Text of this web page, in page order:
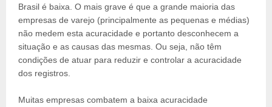
Brasil é baixa. O mais grave é que a grande maioria das
empresas de varejo (principalmente as pequenas e médias)
não medem esta acuracidade e portanto desconhecem a
situação e as causas das mesmas. Ou seja, não têm
condições de atuar para reduzir e controlar a acuracidade
dos registros.
Muitas empresas combatem a baixa acuracidade